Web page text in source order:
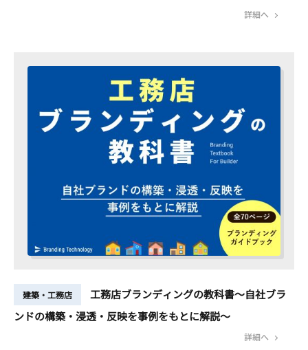
詳細へ
建築・工務店
工務店ブランディングの教科書～自社ブラ
ンドの構築・浸透・反映を事例をもとに解説～
詳細へ